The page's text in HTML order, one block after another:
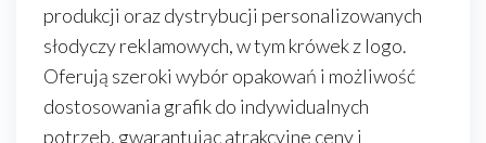
produkcji oraz dystrybucji personalizowanych
słodyczy reklamowych, w tym krówek z logo.
Oferują szeroki wybór opakowań i możliwość
dostosowania grafik do indywidualnych
potrzeb, gwarantując atrakcyjne ceny i